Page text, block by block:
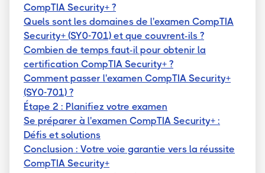
CompTIA Security+ ?
Quels sont les domaines de l'examen CompTIA
Security+ (SY0-701) et que couvrent-ils ?
Combien de temps faut-il pour obtenir la
certification CompTIA Security+ ?
Comment passer l'examen CompTIA Security+
(SY0-701) ?
Étape 2 : Planifiez votre examen
Se préparer à l'examen CompTIA Security+ :
Défis et solutions
Conclusion : Votre voie garantie vers la réussite
CompTIA Security+